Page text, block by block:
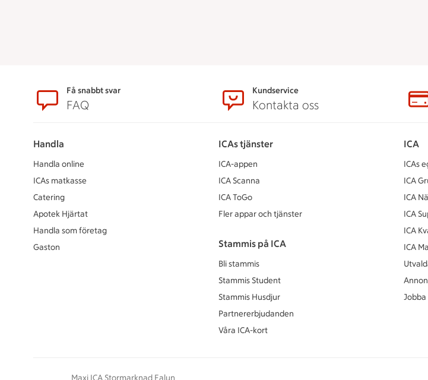
SidfotFå snabbt svar
FAQ
Kundservice
Kontakta oss
Handla
Handla online
ICAs matkasse
Catering
Apotek Hjärtat
Handla som företag
Gaston
ICAs tjänster
ICA-appen
ICA Scanna
ICA ToGo
Fler appar och tjänster
Stammis på ICA
Bli stammis
Stammis Student
Stammis Husdjur
Partnererbjudanden
Våra ICA-kort
ICA
ICAs
ICA
ICA
ICA
ICA
ICA
Jobba
Maxi ICA Stormarknad Falun